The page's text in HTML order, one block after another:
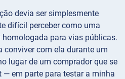
devia ser simplesmente
difícil perceber como uma
para vias públicas.
conviver com ela durante um
lugar de um comprador que se
— em parte para testar a minha